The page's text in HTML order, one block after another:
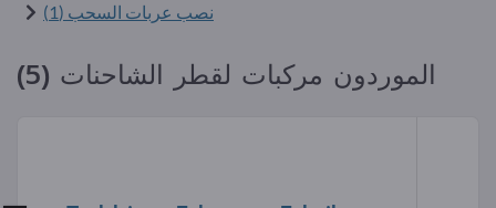
نصب عربات السحب (1)
الموردون مركبات لقطر الشاحنات (5)